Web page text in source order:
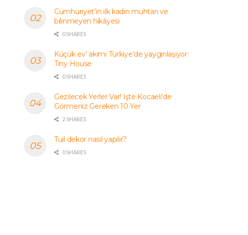
Cumhuriyet’in ilk kadın muhtarı ve
bilinmeyen hikâyesi
0 SHARES
Küçük ev’ akımı Türkiye’de yaygınlaşıyor:
Tiny House
0 SHARES
Gezilecek Yerler Var! İşte Kocaeli’de
Görmeniz Gereken 10 Yer
2 SHARES
Tuil dekor nasıl yapılır?
0 SHARES